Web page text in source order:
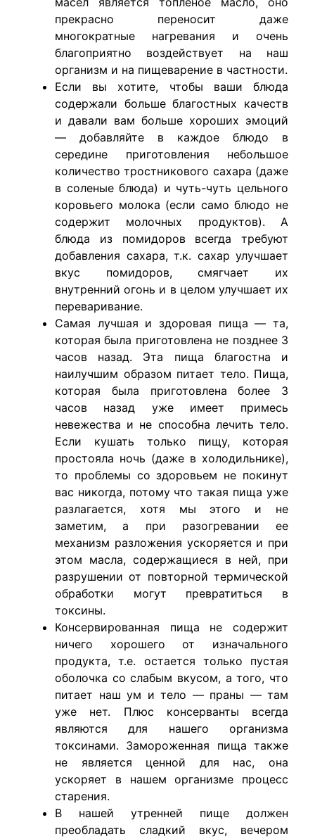
прекрасно переносит даже
многократные нагревания и очень
благоприятно воздействует на наш
организм и на пищеварение в частности.
Если вы хотите, чтобы ваши блюда
содержали больше благостных качеств
и давали вам больше хороших эмоций
— добавляйте в каждое блюдо в
середине приготовления небольшое
количество тростникового сахара (даже
в соленые блюда) и чуть-чуть цельного
коровьего молока (если само блюдо не
содержит молочных продуктов). А
блюда из помидоров всегда требуют
добавления сахара, т.к. сахар улучшает
вкус помидоров, смягчает их
внутренний огонь и в целом улучшает их
переваривание.
Самая лучшая и здоровая пища — та,
которая была приготовлена не позднее 3
часов назад. Эта пища благостна и
наилучшим образом питает тело. Пища,
которая была приготовлена более 3
часов назад уже имеет примесь
невежества и не способна лечить тело.
Если кушать только пищу, которая
простояла ночь (даже в холодильнике),
то проблемы со здоровьем не покинут
вас никогда, потому что такая пища уже
разлагается, хотя мы этого и не
заметим, а при разогревании ее
механизм разложения ускоряется и при
этом масла, содержащиеся в ней, при
разрушении от повторной термической
обработки могут превратиться в
токсины.
Консервированная пища не содержит
ничего хорошего от изначального
продукта, т.е. остается только пустая
оболочка со слабым вкусом, а того, что
питает наш ум и тело — праны — там
уже нет. Плюс консерванты всегда
являются для нашего организма
токсинами. Замороженная пища также
не является ценной для нас, она
ускоряет в нашем организме процесс
старения.
В нашей утренней пище должен
преобладать сладкий вкус, вечером